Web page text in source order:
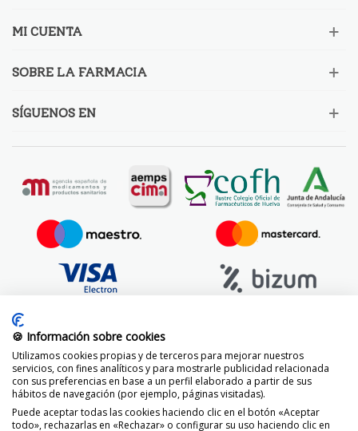
MI CUENTA
SOBRE LA FARMACIA
SÍGUENOS EN
🍪 Información sobre cookies
Utilizamos cookies propias y de terceros para mejorar nuestros
servicios, con fines analíticos y para mostrarle publicidad relacionada
con sus preferencias en base a un perfil elaborado a partir de sus
hábitos de navegación (por ejemplo, páginas visitadas).
Puede aceptar todas las cookies haciendo clic en el botón «Aceptar
todo», rechazarlas en «Rechazar» o configurar su uso haciendo clic en